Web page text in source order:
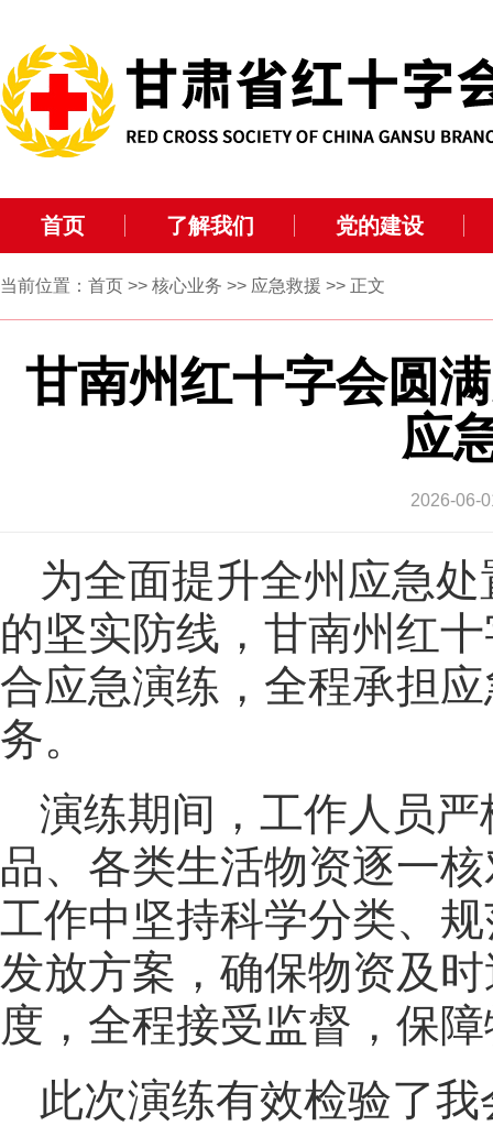
首页 了解我们 党的建设
当前位置： 首页 >> 核心业务 >> 应急救援 >> 正文
甘南州红十字会圆
应
2026-06-
为全面提升全州应急
的坚实防线，甘南州红
合应急演练，全程承担
务。
演练期间，工作人员
品、各类生活物资逐一
工作中坚持科学分类、
发放方案，确保物资及
度，全程接受监督，保
此次演练有效检验了